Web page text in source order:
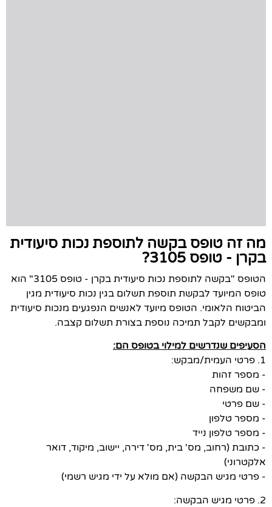
מה זה טופס בקשה לתוספת נכות סיעודית
בקרן - טופס 3105?
הטופס "בקשה לתוספת נכות סיעודית בקרן - טופס 3105" הוא
טופס המיועד לבקשת תוספת תשלום בגין נכות סיעודית מגין
הביטוח הלאומי. הטופס מיועד לאנשים הנפגעים מנכות סיעודית
ומבקשים לקבל תמיכה נוספת בצורת תשלום קצבה.
הסעיפים שנדרשים למילוי בטופס הם:
1. פרטי העמית/מבקש:
- מספר זהות
- שם משפחה
- שם פרטי
- מספר טלפון
- מספר טלפון נייד
- כתובת (רחוב, מס' בית, מס' דירה, יישוב, מיקוד, דואר
אלקטרוני)
- פרטי מגיש הבקשה (אם מולא על ידי מגיש רשמי)
2. פרטי מגיש הבקשה: